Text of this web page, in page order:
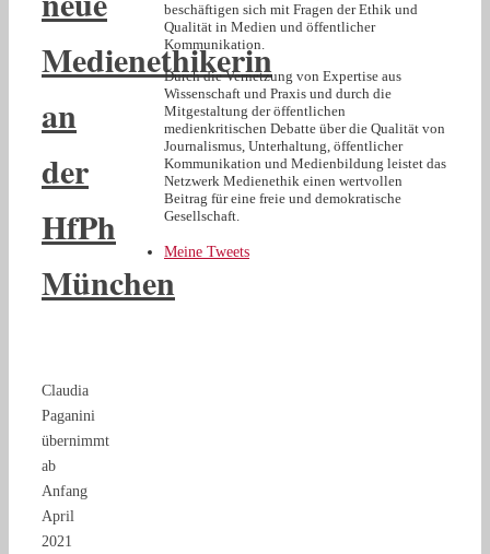
Medienethikerin
an
der
HfPh
München
Claudia
Paganini
übernimmt
ab
Anfang
April
2021
beschäftigen sich mit Fragen der Ethik und
Qualität in Medien und öffentlicher
Kommunikation.
Durch die Vernetzung von Expertise aus
Wissenschaft und Praxis und durch die
Mitgestaltung der öffentlichen
medienkritischen Debatte über die Qualität von
Journalismus, Unterhaltung, öffentlicher
Kommunikation und Medienbildung leistet das
Netzwerk Medienethik einen wertvollen
Beitrag für eine freie und demokratische
Gesellschaft.
Meine Tweets